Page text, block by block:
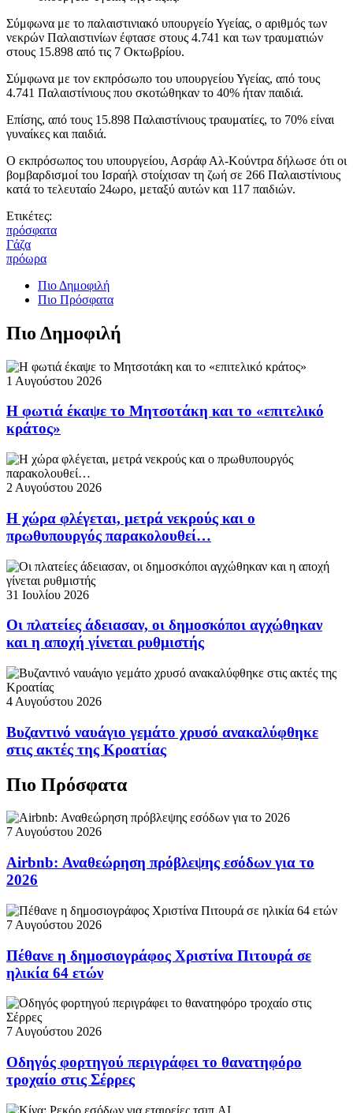
Σύμφωνα με το παλαιστινιακό υπουργείο Υγείας, ο αριθμός των
νεκρών Παλαιστινίων έφτασε στους 4.741 και των τραυματιών
στους 15.898 από τις 7 Οκτωβρίου.
Σύμφωνα με τον εκπρόσωπο του υπουργείου Υγείας, από τους
4.741 Παλαιστίνιους που σκοτώθηκαν το 40% ήταν παιδιά.
Επίσης, από τους 15.898 Παλαιστίνιους τραυματίες, το 70% είναι
γυναίκες και παιδιά.
Ο εκπρόσωπος του υπουργείου, Ασράφ Αλ-Κούντρα δήλωσε ότι οι
βομβαρδισμοί του Ισραήλ στοίχισαν τη ζωή σε 266 Παλαιστίνιους
κατά το τελευταίο 24ωρο, μεταξύ αυτών και 117 παιδιών.
Ετικέτες:
πρόσφατα
Γάζα
πρόωρα
Πιο Δημοφιλή
Πιο Πρόσφατα
Πιο Δημοφιλή
1 Αυγούστου 2026
Η φωτιά έκαψε το Μητσοτάκη και το «επιτελικό
κράτος»
2 Αυγούστου 2026
Η χώρα φλέγεται, μετρά νεκρούς και ο
πρωθυπουργός παρακολουθεί…
31 Ιουλίου 2026
Οι πλατείες άδειασαν, οι δημοσκόποι αγχώθηκαν
και η αποχή γίνεται ρυθμιστής
4 Αυγούστου 2026
Βυζαντινό ναυάγιο γεμάτο χρυσό ανακαλύφθηκε
στις ακτές της Κροατίας
Πιο Πρόσφατα
7 Αυγούστου 2026
Airbnb: Αναθεώρηση πρόβλεψης εσόδων για το
2026
7 Αυγούστου 2026
Πέθανε η δημοσιογράφος Χριστίνα Πιτουρά σε
ηλικία 64 ετών
7 Αυγούστου 2026
Οδηγός φορτηγού περιγράφει το θανατηφόρο
τροχαίο στις Σέρρες